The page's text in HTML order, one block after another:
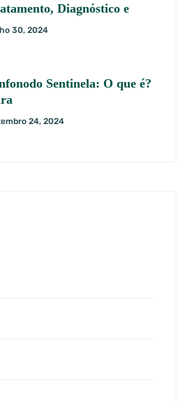
Diagnóstico e
30, 2024
Sentinela: O que é?
24, 2024